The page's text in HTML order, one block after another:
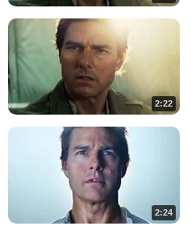
2:22
2:24